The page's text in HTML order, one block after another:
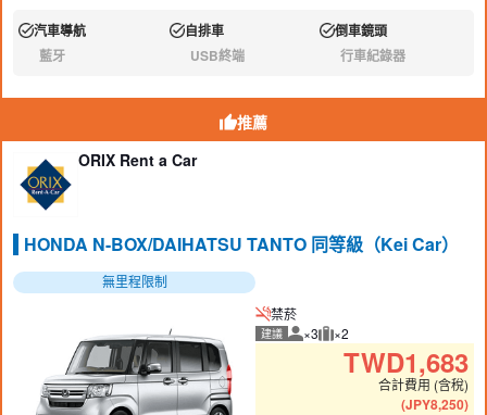
有:汽車導航 有:自排車 有:倒車鏡頭
藍牙 USB終端 行車紀錄器
推薦
ORIX Rent a Car
HONDA N-BOX/DAIHATSU TANTO 同等級（Kei Car）
無里程限制
禁菸
建議 建議人數
×3 建議行李數量
×2
TWD1,683
合計費用 (含稅)
(JPY8,250)